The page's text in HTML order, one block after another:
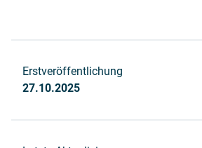
Erstveröffentlichung
27.10.2025